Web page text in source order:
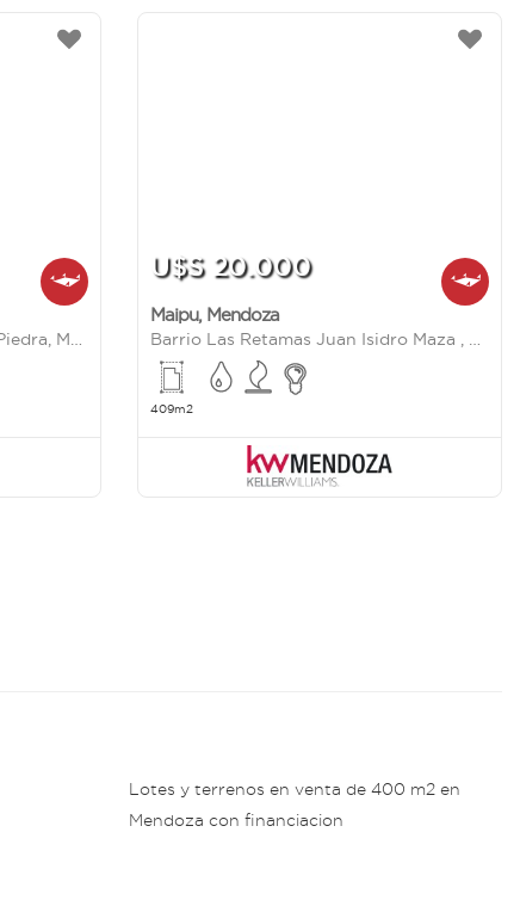
U$S 20.000
Maipu, Mendoza
409m2
Lotes y terrenos en venta de 400 m2 en
Mendoza con financiacion